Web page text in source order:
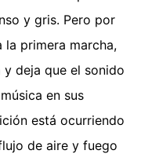
y gris. Pero por
la primera marcha,
deja que el sonido
en sus
está ocurriendo
de aire y fuego